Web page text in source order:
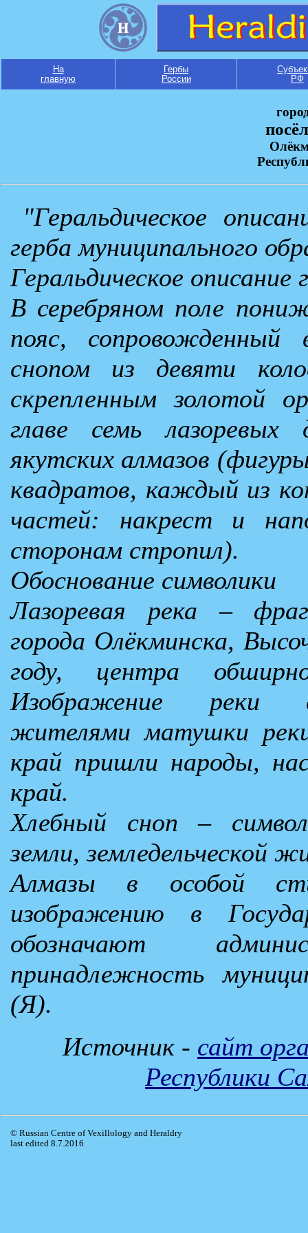
На
главную
Гербы
России
РФ
"Геральдическое
герба муниципального
Геральдическое описание
В серебряном поле
пояс, сопровожденный
снопом из девяти
скрепленным золотой
главе семь лазоревых
якутских алмазов
квадратов, каждый из
частей: накрест и
сторонам стропил).
Обоснование символики
Лазоревая река –
города Олёкминска,
году, центра
Изображение реки
жителями матушки
край пришли народы,
край.
Хлебный сноп –
земли, земледельческой
Алмазы в особой
изображению в
обозначают
принадлежность
(Я).
Источник - сайт
Республики
© Russian Centre of Vexillology and Heraldry
last edited 8.7.2016